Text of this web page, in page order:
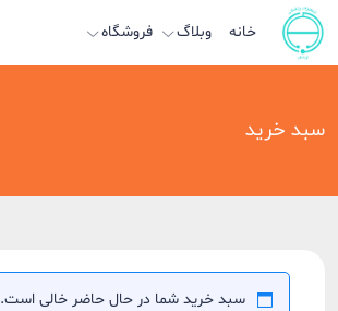
خانه وبلاگ فروشگاه
سبد خرید
سبد خرید شما در حال حاضر خالی است.